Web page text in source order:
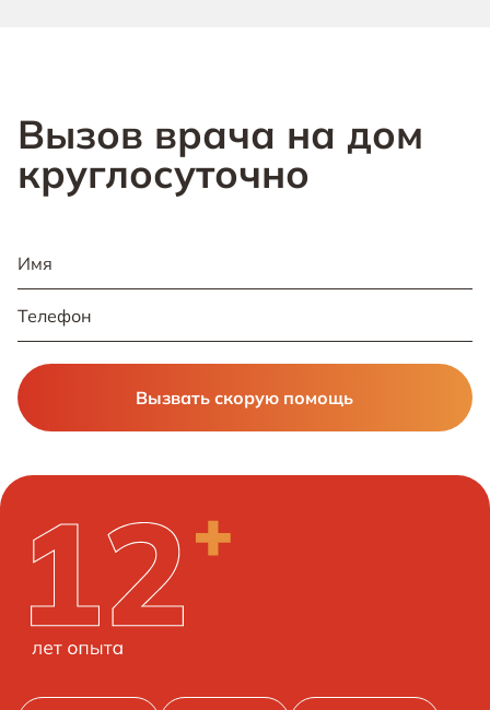
Вызов врача на дом
круглосуточно
Вызвать скорую помощь